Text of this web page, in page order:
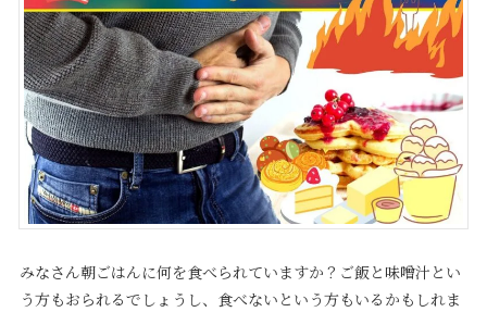
みなさん朝ごはんに何を食べられていますか？ご飯と味噌汁とい
う方もおられるでしょうし、食べないという方もいるかもしれま